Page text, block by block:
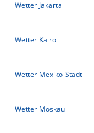
Wetter Jakarta
Wetter Kairo
Wetter Mexiko-Stadt
Wetter Moskau